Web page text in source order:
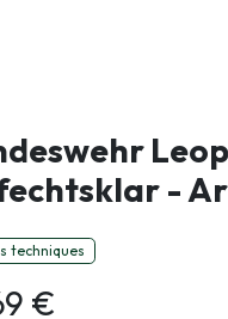
-
techniques
€